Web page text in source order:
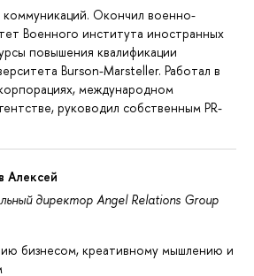
Окончил военно-
Военного института иностранных
повышения квалификации
Burson-Marsteller. Работал в
международном
руководил собственным PR-
Алексей
директор Angel Relations Group
бизнесом, креативному мышлению и